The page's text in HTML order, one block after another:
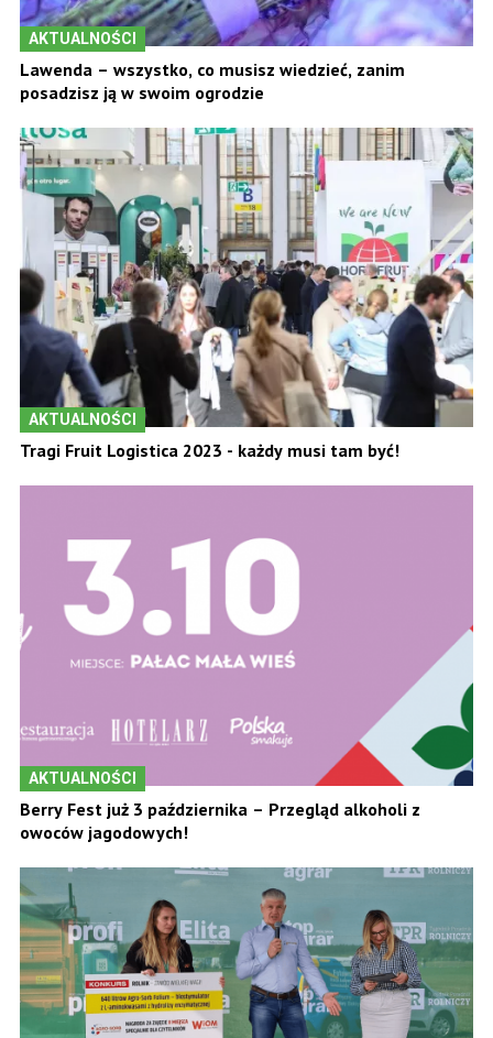
AKTUALNOŚCI
Lawenda – wszystko, co musisz wiedzieć, zanim
posadzisz ją w swoim ogrodzie
AKTUALNOŚCI
Tragi Fruit Logistica 2023 - każdy musi tam być!
AKTUALNOŚCI
Berry Fest już 3 października – Przegląd alkoholi z
owoców jagodowych!